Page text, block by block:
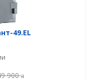
49.EL
900